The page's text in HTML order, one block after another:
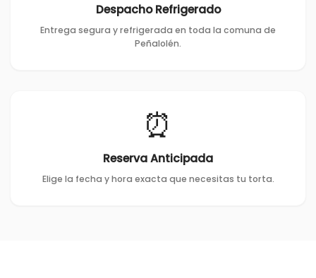
Despacho Refrigerado
Entrega segura y refrigerada en toda la comuna de
Peñalolén.
⏰
Reserva Anticipada
Elige la fecha y hora exacta que necesitas tu torta.